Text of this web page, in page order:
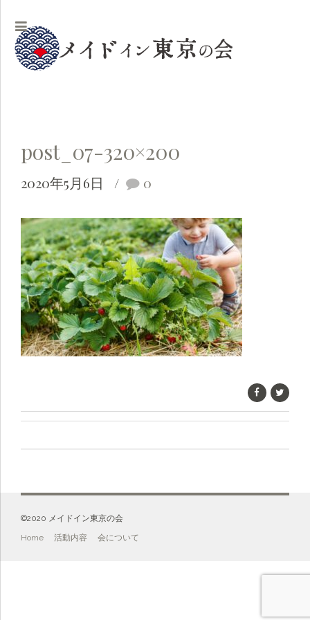
post_07-320×200
2020年5月6日 0
©️2020 メイドイン東京の会
Home 活動内容 会について